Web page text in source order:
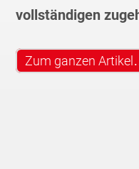
vollständigen
Zum ganzen